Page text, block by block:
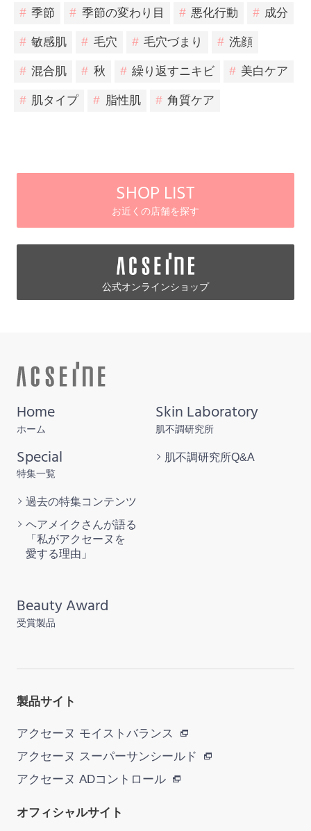
# 季節 # 季節の変わり目 # 悪化行動 # 成分
# 敏感肌 # 毛穴 # 毛穴づまり # 洗顔
# 混合肌 # 秋 # 繰り返すニキビ # 美白ケア
# 肌タイプ # 脂性肌 # 角質ケア
SHOP LIST
お近くの店舗を探す
公式オンラインショップ
Home
ホーム
Special
特集一覧
過去の特集コンテンツ
ヘアメイクさんが語る
「私がアクセーヌを
愛する理由」
Skin Laboratory
肌不調研究所
肌不調研究所Q&A
Beauty Award
受賞製品
製品サイト
アクセーヌ モイストバランス
アクセーヌ スーパーサンシールド
アクセーヌ ADコントロール
オフィシャルサイト